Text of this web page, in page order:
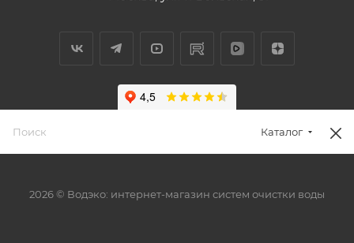
2026 © Водэко: интернет-магазин систем очистки воды
Каталог